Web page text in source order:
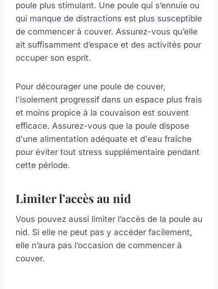
poule plus stimulant. Une poule qui s’ennuie ou
qui manque de distractions est plus susceptible
de commencer à couver. Assurez-vous qu’elle
ait suffisamment d’espace et des activités pour
occuper son esprit.
Pour décourager une poule de couver,
l'isolement progressif dans un espace plus frais
et moins propice à la couvaison est souvent
efficace. Assurez-vous que la poule dispose
d'une alimentation adéquate et d'eau fraîche
pour éviter tout stress supplémentaire pendant
cette période.
Limiter l’accès au nid
Vous pouvez aussi limiter l’accès de la poule au
nid. Si elle ne peut pas y accéder facilement,
elle n’aura pas l’occasion de commencer à
couver.